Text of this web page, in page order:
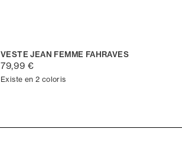
VESTE JEAN FEMME FAHRAVES
79,99 €
Existe en 2 coloris